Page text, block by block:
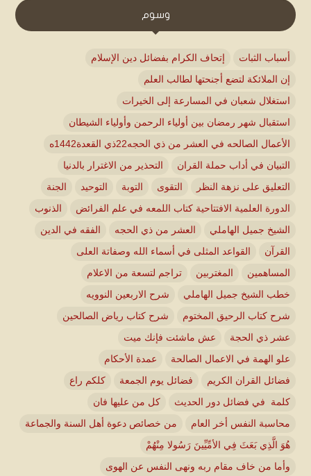
وسوم
أسباب الثبات
إتحاف الكرام بفضائل دين الإسلام
إن الملائكة لتضع أجنحتها لطالب العلم
استغلال شعبان في المسارعة إلى الخيرات
استقبال شهر رمضان بين أولياء الرحمن وأولياء الشيطان
الأعمال الصالحه في العشر من ذي الحجه22ذي القعدة1442ه
التبيان في أداب حملة القران
التحذير من الاغترار بالدنيا
التعليق على نزهة النظر
التقوى التوبة التوحيد
الجنة
الدورة العلمية الافتتاحية كتاب اللمعه في علم الفرائض
الذنوب
الشيخ جميل الهاملي
العشر من ذي الحجه
الفقه في الدين
القرآن
القواعد المثلى في أسماء الله وصفاتة العلى
المساهمين
المغتربين
تراجم لتسعة من الاعلام
خطب الشيخ جميل الهاملي
شرح الاربعين النوويه
شرح كتاب الرحيق المختوم
شرح كتاب رياض الصالحين
عشر ذي الحجة
عش ماشئت فإنك ميت
علو الهمة في الاعمال الصالحة
عمدة الأحكام
فضائل القران الكريم
فضائل يوم الجمعة
كلكم راع
كلمة في فضائل دور الحديث
كل من عليها فان
محاسبة النفس أخر العام
من خصائص دعوة أهل السنة والجماعة
هُوَ الَّذِي بَعَثَ فِي الأمِّيِّينَ رَسُولا مِنْهُمْ
وأما من خاف مقام ربه ونهى النفس عن الهوى